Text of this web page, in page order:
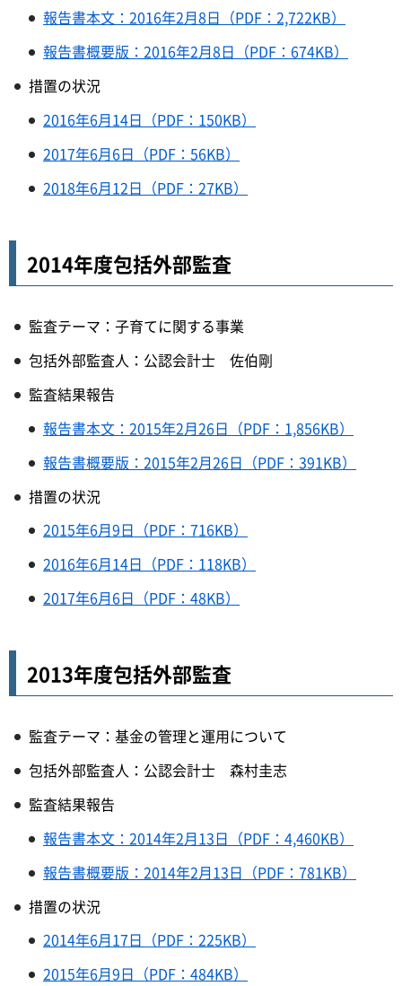
報告書本文：2016年2月8日（PDF：2,722KB）
報告書概要版：2016年2月8日（PDF：674KB）
措置の状況
2016年6月14日（PDF：150KB）
2017年6月6日（PDF：56KB）
2018年6月12日（PDF：27KB）
2014年度包括外部監査
監査テーマ：子育てに関する事業
包括外部監査人：公認会計士 佐伯剛
監査結果報告
報告書本文：2015年2月26日（PDF：1,856KB）
報告書概要版：2015年2月26日（PDF：391KB）
措置の状況
2015年6月9日（PDF：716KB）
2016年6月14日（PDF：118KB）
2017年6月6日（PDF：48KB）
2013年度包括外部監査
監査テーマ：基金の管理と運用について
包括外部監査人：公認会計士 森村圭志
監査結果報告
報告書本文：2014年2月13日（PDF：4,460KB）
報告書概要版：2014年2月13日（PDF：781KB）
措置の状況
2014年6月17日（PDF：225KB）
2015年6月9日（PDF：484KB）